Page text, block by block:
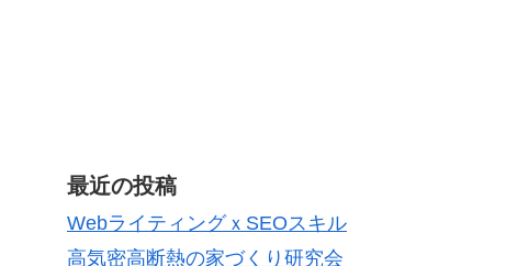
最近の投稿
WebライティングｘSEOスキル
高気密高断熱の家づくり研究会